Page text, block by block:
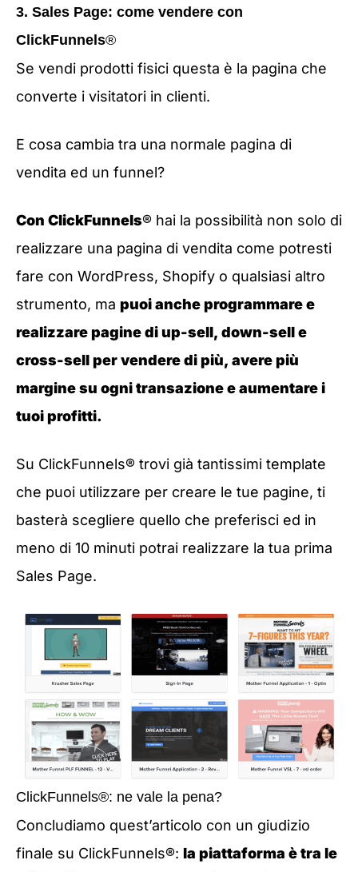
3. Sales Page: come vendere con
ClickFunnels®
Se vendi prodotti fisici questa è la pagina che
converte i visitatori in clienti.
E cosa cambia tra una normale pagina di
vendita ed un funnel?
Con ClickFunnels® hai la possibilità non solo di
realizzare una pagina di vendita come potresti
fare con WordPress, Shopify o qualsiasi altro
strumento, ma puoi anche programmare e
realizzare pagine di up-sell, down-sell e
cross-sell per vendere di più, avere più
margine su ogni transazione e aumentare i
tuoi profitti.
Su ClickFunnels® trovi già tantissimi template
che puoi utilizzare per creare le tue pagine, ti
basterà scegliere quello che preferisci ed in
meno di 10 minuti potrai realizzare la tua prima
Sales Page.
ClickFunnels®: ne vale la pena?
Concludiamo quest’articolo con un giudizio
finale su ClickFunnels®: la piattaforma è tra le